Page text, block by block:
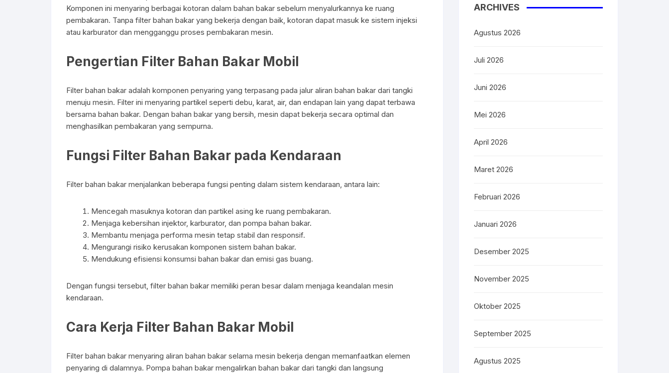
Talang Air Mobil
Garnish Head Lamp
Kabel Hand Rem
Filter Solar
Magnit Cluth
c
e
b
o
o
k
ail at
s
A
p
p
ar
e
Komponen ini menyaring berbagai kotoran dalam bahan bakar sebelum menyalurkannya ke ruang
pembakaran. Tanpa filter bahan bakar yang bekerja dengan baik, kotoran dapat masuk ke sistem injeksi
atau karburator dan mengganggu proses pembakaran mesin.
Pengertian Filter Bahan Bakar Mobil
Filter bahan bakar adalah komponen penyaring yang terpasang pada jalur aliran bahan bakar dari tangki
menuju mesin. Filter ini menyaring partikel seperti debu, karat, air, dan endapan lain yang dapat terbawa
bersama bahan bakar. Dengan bahan bakar yang bersih, mesin dapat bekerja secara optimal dan
menghasilkan pembakaran yang sempurna.
Fungsi Filter Bahan Bakar pada Kendaraan
Filter bahan bakar menjalankan beberapa fungsi penting dalam sistem kendaraan, antara lain:
Mencegah masuknya kotoran dan partikel asing ke ruang pembakaran.
Menjaga kebersihan injektor, karburator, dan pompa bahan bakar.
Membantu menjaga performa mesin tetap stabil dan responsif.
Mengurangi risiko kerusakan komponen sistem bahan bakar.
Mendukung efisiensi konsumsi bahan bakar dan emisi gas buang.
Dengan fungsi tersebut, filter bahan bakar memiliki peran besar dalam menjaga keandalan mesin
kendaraan.
Cara Kerja Filter Bahan Bakar Mobil
Filter bahan bakar menyaring aliran bahan bakar selama mesin bekerja dengan memanfaatkan elemen
penyaring di dalamnya. Pompa bahan bakar mengalirkan bahan bakar dari tangki dan langsung
ARCHIVES
Agustus 2026
Juli 2026
Juni 2026
Mei 2026
April 2026
Maret 2026
Februari 2026
Januari 2026
Desember 2025
November 2025
Oktober 2025
September 2025
Agustus 2025